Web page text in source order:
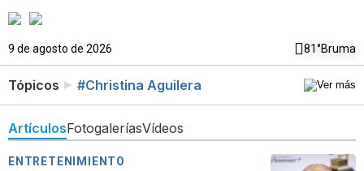
9 de agosto de 2026 81°Bruma
Tópicos #Christina Aguilera
ArtículosFotogaleríasVídeos
ENTRETENIMIENTO